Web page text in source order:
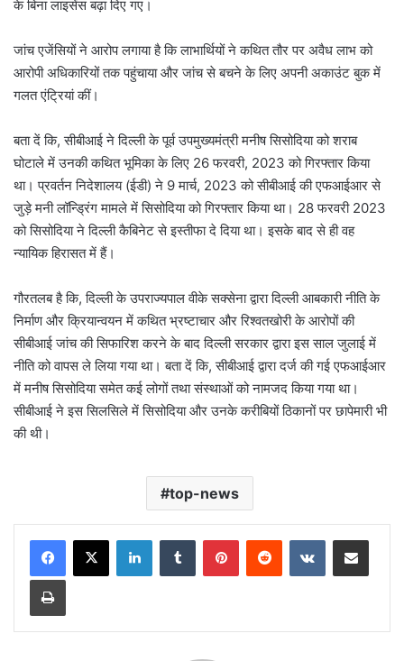
के बिना लाइसेंस बढ़ा दिए गए।
जांच एजेंसियों ने आरोप लगाया है कि लाभार्थियों ने कथित तौर पर अवैध लाभ को
आरोपी अधिकारियों तक पहुंचाया और जांच से बचने के लिए अपनी अकाउंट बुक में
गलत एंट्रियां कीं।
बता दें कि, सीबीआई ने दिल्ली के पूर्व उपमुख्यमंत्री मनीष सिसोदिया को शराब
घोटाले में उनकी कथित भूमिका के लिए 26 फरवरी, 2023 को गिरफ्तार किया
था। प्रवर्तन निदेशालय (ईडी) ने 9 मार्च, 2023 को सीबीआई की एफआईआर से
जुड़े मनी लॉन्ड्रिंग मामले में सिसोदिया को गिरफ्तार किया था। 28 फरवरी 2023
को सिसोदिया ने दिल्ली कैबिनेट से इस्तीफा दे दिया था। इसके बाद से ही वह
न्यायिक हिरासत में हैं।
गौरतलब है कि, दिल्ली के उपराज्यपाल वीके सक्सेना द्वारा दिल्ली आबकारी नीति के
निर्माण और क्रियान्वयन में कथित भ्रष्टाचार और रिश्वतखोरी के आरोपों की
सीबीआई जांच की सिफारिश करने के बाद दिल्ली सरकार द्वारा इस साल जुलाई में
नीति को वापस ले लिया गया था। बता दें कि, सीबीआई द्वारा दर्ज की गई एफआईआर
में मनीष सिसोदिया समेत कई लोगों तथा संस्थाओं को नामजद किया गया था।
सीबीआई ने इस सिलसिले में सिसोदिया और उनके करीबियों ठिकानों पर छापेमारी भी
की थी।
top-news
LinkedInTumblr PinterestReddit VKontakteShare via Email
Print